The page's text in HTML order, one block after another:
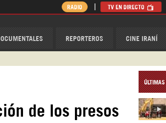
REPORTEROS CINE IRANÍ
RADIO TV EN DIRECTO
de los presos
ÚLTIMAS